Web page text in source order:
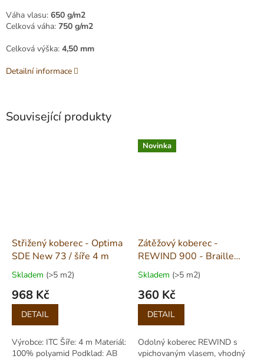
Váha vlasu: 650 g/m2
Celková váha: 750 g/m2
Celková výška: 4,50 mm
Detailní informace
Související produkty
Střižený koberec - Optima
SDE New 73 / šíře 4 m
Skladem (>5 m2)
968 Kč
Měrná
cena:
DETAIL
Výrobce: ITC Šíře: 4 m Materiál:
100% polyamid Podklad: AB
Novinka
Zátěžový koberec -
REWIND 900 - Braille
Popcorn 5151 / šíře 4 m
Skladem (>5 m2)
360 Kč
Měrná
cena:
DETAIL
Odolný koberec REWIND s
vpichovaným vlasem, vhodný